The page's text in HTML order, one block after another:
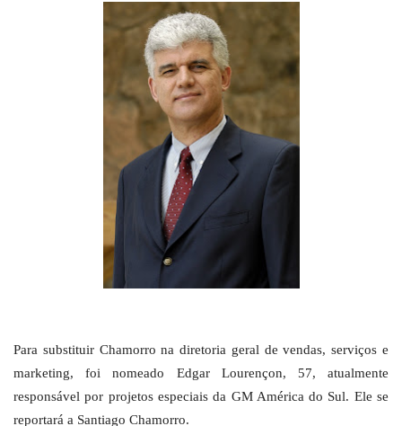
Para substituir Chamorro na diretoria geral de vendas, serviços e
marketing, foi nomeado Edgar Lourençon, 57, atualmente
responsável por projetos especiais da GM América do Sul. Ele se
reportará a Santiago Chamorro.